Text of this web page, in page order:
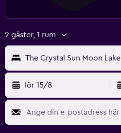
2 gäster, 1 rum
The Crystal Sun Moon Lake
lör 15/8